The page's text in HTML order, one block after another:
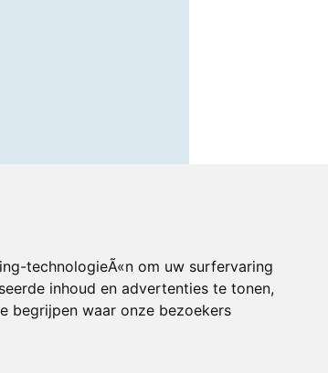
technologieÃ«n om uw surfervaring
inhoud en advertenties te tonen,
begrijpen waar onze bezoekers